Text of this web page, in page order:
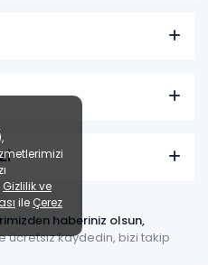
haberiniz olsun,
ücretsiz kaydedin, bizi takip
Gizlilik ve
ile Çerez